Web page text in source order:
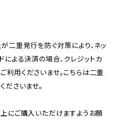
二重発行を防ぐ対策により、ネッ
による決済の場合、クレジットカ
用くださいませ。こちらは二重
ださいませ。
にご購入いただけますようお願